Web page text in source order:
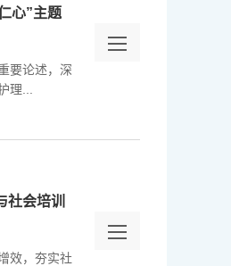
心”主题
要论述，深
理...
会培训
效，夯实社